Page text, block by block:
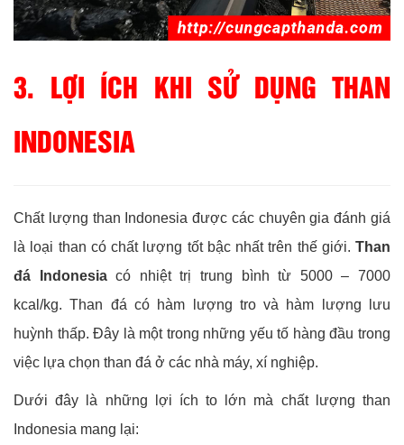
3. LỢI ÍCH KHI SỬ DỤNG THAN
INDONESIA
Chất lượng than Indonesia được các chuyên gia đánh giá
là loại than có chất lượng tốt bậc nhất trên thế giới. Than
đá Indonesiacó nhiệt trị trung bình từ 5000 – 7000
kcal/kg. Than đá có hàm lượng tro và hàm lượng lưu
huỳnh thấp. Đây là một trong những yếu tố hàng đầu trong
việc lựa chọn than đá ở các nhà máy, xí nghiệp.
Dưới đây là những lợi ích to lớn mà chất lượng than
Indonesia mang lại: